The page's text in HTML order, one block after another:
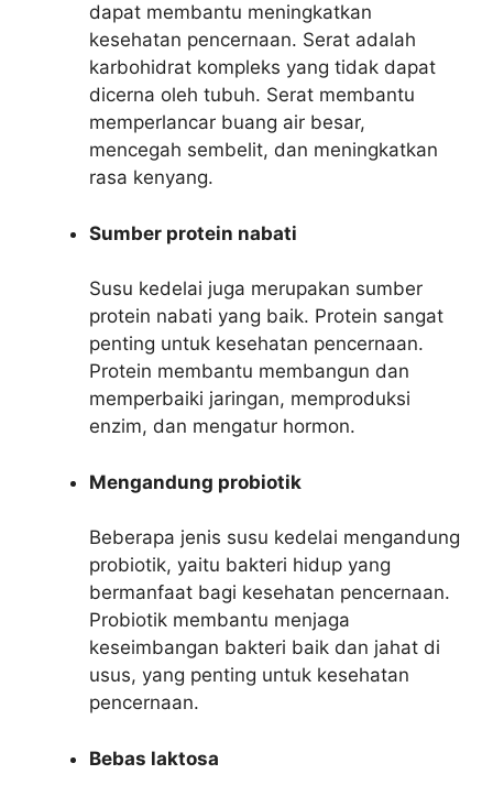
dapat membantu meningkatkan
kesehatan pencernaan. Serat adalah
karbohidrat kompleks yang tidak dapat
dicerna oleh tubuh. Serat membantu
memperlancar buang air besar,
mencegah sembelit, dan meningkatkan
rasa kenyang.
Sumber protein nabati
Susu kedelai juga merupakan sumber
protein nabati yang baik. Protein sangat
penting untuk kesehatan pencernaan.
Protein membantu membangun dan
memperbaiki jaringan, memproduksi
enzim, dan mengatur hormon.
Mengandung probiotik
Beberapa jenis susu kedelai mengandung
probiotik, yaitu bakteri hidup yang
bermanfaat bagi kesehatan pencernaan.
Probiotik membantu menjaga
keseimbangan bakteri baik dan jahat di
usus, yang penting untuk kesehatan
pencernaan.
Bebas laktosa